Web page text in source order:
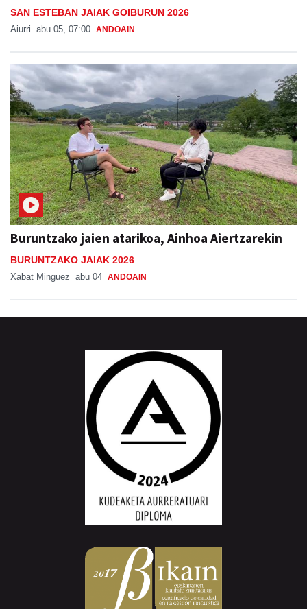
SAN ESTEBAN JAIAK GOIBURUN 2026
Aiurri abu 05, 07:00 ANDOAIN
Buruntzako jaien atarikoa, Ainhoa Aiertzarekin
BURUNTZAKO JAIAK 2026
Xabat Minguez abu 04 ANDOAIN